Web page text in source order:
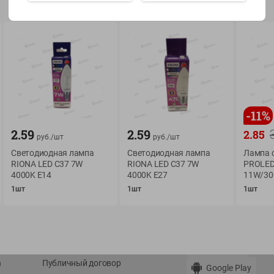
Оплата
Условия доставки
Возврат товара
Публичный договор
История покупок
Мои товары
Обратная связь
Google Play
2.59 руб./шт
Светодиодная лампа
RIONA LED С37 7W
4000K E14
1шт
2.59 руб./шт
Светодиодная лампа
RIONA LED С37 7W
4000K E27
1шт
-11%
2.85
Лампа
11W/
1шт